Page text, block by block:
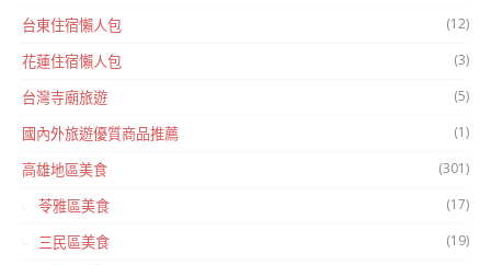
台東住宿懶人包 (12)
花蓮住宿懶人包 (3)
台灣寺廟旅遊 (5)
國內外旅遊優質商品推薦 (1)
高雄地區美食 (301)
苓雅區美食 (17)
三民區美食 (19)